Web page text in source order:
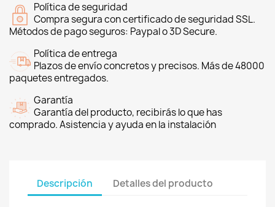
Política de seguridad
Compra segura con certificado de seguridad SSL.
Métodos de pago seguros: Paypal o 3D Secure.
Política de entrega
Plazos de envío concretos y precisos. Más de 48000
paquetes entregados.
Garantía
Garantía del producto, recibirás lo que has
comprado. Asistencia y ayuda en la instalación
Descripción Detalles del producto